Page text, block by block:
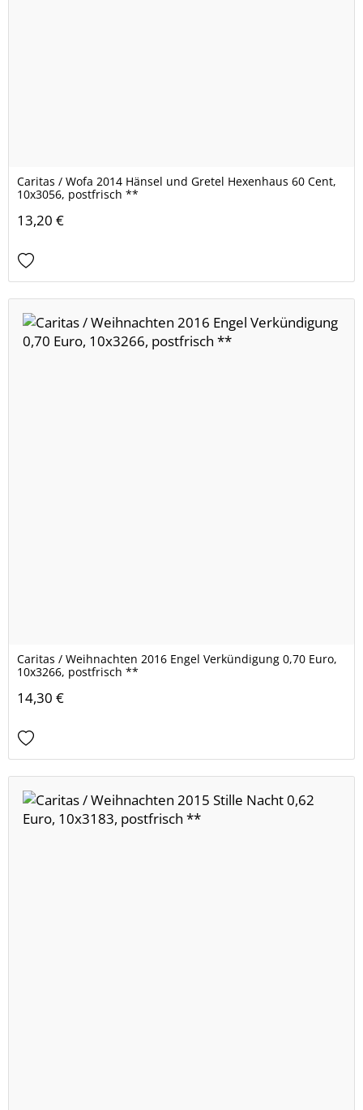
Caritas / Wofa 2014 Hänsel und Gretel Hexenhaus 60 Cent,
10x3056, postfrisch **
13,20 €
Caritas / Weihnachten 2016 Engel Verkündigung 0,70 Euro,
10x3266, postfrisch **
14,30 €